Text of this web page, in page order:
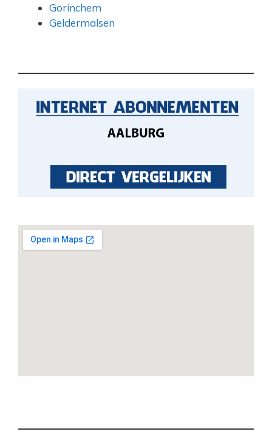
Gorinchem
Geldermalsen